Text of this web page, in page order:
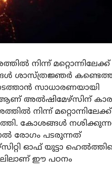
നിന്ന്
ശാസ്ത്രജ്ഞർ
സാധാരണയായി
ആണ് അൽഷിമേഴ്സിന്
നിന്ന് മറ്റൊന്നിലേക്ക്
കോശങ്ങൾ
രോഗം പടരുന്നത്
ഓഫ് യുട്ടാ
ഈ പഠനം